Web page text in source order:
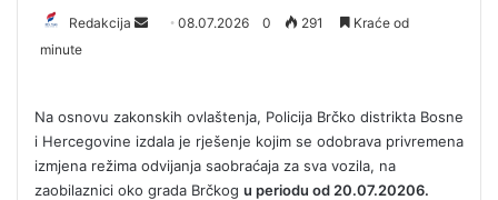
Redakcija
n
e
08.07.2026 0 291
Kraće od
minute
Na osnovu zakonskih ovlaštenja, Policija Brčko distrikta Bosne
i Hercegovine izdala je rješenje kojim se odobrava privremena
izmjena režima odvijanja saobraćaja za sva vozila, na
zaobilaznici oko grada Brčkog u periodu od 20.07.20206.